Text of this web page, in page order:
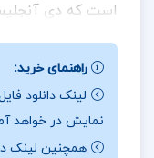
است که دی
است. این ویژگی
دانشی بتوانند
آموزه‌های آن
های بیشتر همراه
راهنمای خرید:
لینک دانلود
نمایش در خواهد
همچنین لینک